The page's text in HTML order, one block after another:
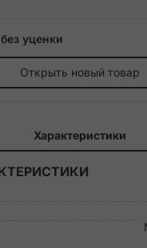
уценки
Открыть новый товар
Характеристики